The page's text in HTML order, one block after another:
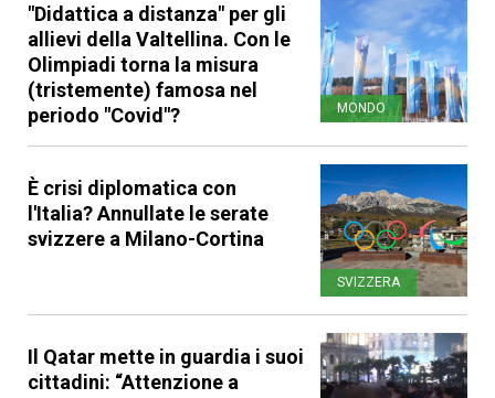
"Didattica a distanza" per gli
allievi della Valtellina. Con le
Olimpiadi torna la misura
(tristemente) famosa nel
periodo "Covid"?
MONDO
È crisi diplomatica con
l'Italia? Annullate le serate
svizzere a Milano-Cortina
SVIZZERA
Il Qatar mette in guardia i suoi
cittadini: “Attenzione a